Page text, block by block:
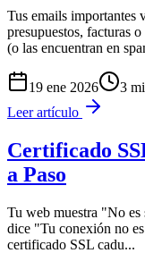
Tus emails importantes
presupuestos, facturas
(o las encuentran en
19 ene 2026 3
Leer artículo
Certificado
a Paso
Tu web muestra "No
dice "Tu conexión no
certificado SSL cadu...